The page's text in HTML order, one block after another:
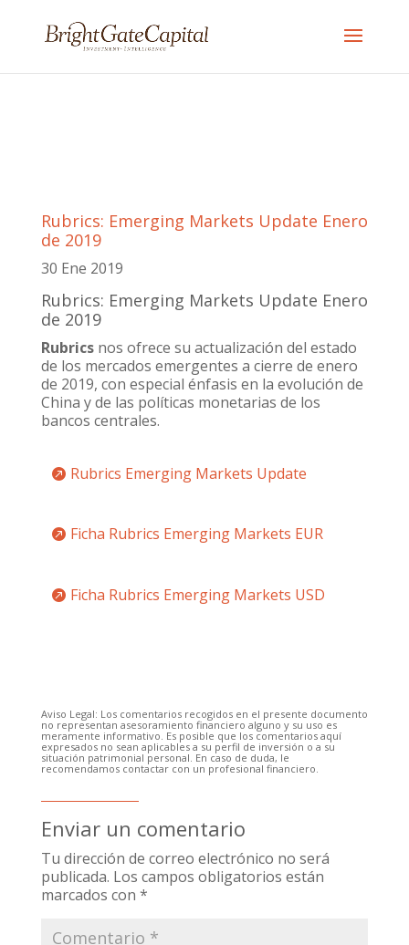
Rubrics: Emerging Markets Update Enero
de 2019
30 Ene 2019
Rubrics: Emerging Markets Update Enero
de 2019
Rubricsnos ofrece su actualización del estado
de los mercados emergentes a cierre de enero
de 2019, con especial énfasis en la evolución de
China y de las políticas monetarias de los
bancos centrales.
Rubrics Emerging Markets Update
Ficha Rubrics Emerging Markets EUR
Ficha Rubrics Emerging Markets USD
Aviso Legal: Los comentarios recogidos en el presente documento
no representan asesoramiento financiero alguno y su uso es
meramente informativo. Es posible que los comentarios aquí
expresados no sean aplicables a su perfil de inversión o a su
situación patrimonial personal. En caso de duda, le
recomendamos contactar con un profesional financiero.
Enviar un comentario
Tu dirección de correo electrónico no será
publicada. Los campos obligatorios están
marcados con *